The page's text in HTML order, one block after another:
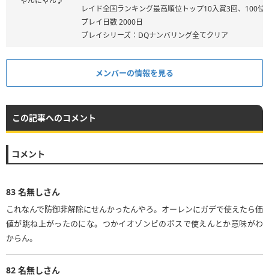
レイド全国ランキング最高順位トップ10入賞3回、100位
プレイ日数 2000日
プレイシリーズ：DQナンバリング全てクリア
メンバーの情報を見る
この記事へのコメント
コメント
83 名無しさん
これなんで防御非解除にせんかったんやろ。オーレンにガデで使えたら価
値が跳ね上がったのにな。つかイオゾンビのボスで使えんとか意味がわ
からん。
82 名無しさん